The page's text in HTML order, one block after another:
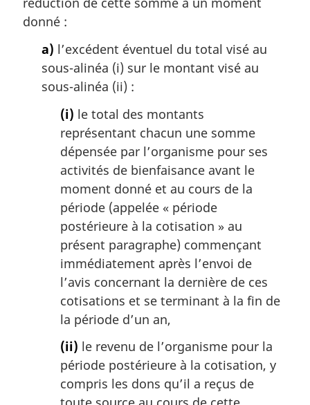
donné :
a) l’excédent éventuel du total visé au
sous-alinéa (i) sur le montant visé au
sous-alinéa (ii) :
(i) le total des montants
représentant chacun une somme
dépensée par l’organisme pour ses
activités de bienfaisance avant le
moment donné et au cours de la
période (appelée « période
postérieure à la cotisation » au
présent paragraphe) commençant
immédiatement après l’envoi de
l’avis concernant la dernière de ces
cotisations et se terminant à la fin de
la période d’un an,
(ii) le revenu de l’organisme pour la
période postérieure à la cotisation, y
compris les dons qu’il a reçus de